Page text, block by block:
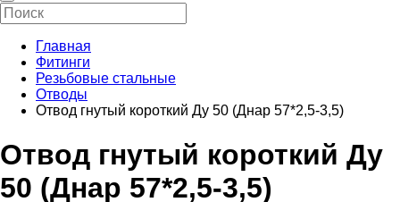
Главная
Фитинги
Резьбовые стальные
Отводы
Отвод гнутый короткий Ду 50 (Днар 57*2,5-3,5)
Отвод гнутый короткий Ду
50 (Днар 57*2,5-3,5)